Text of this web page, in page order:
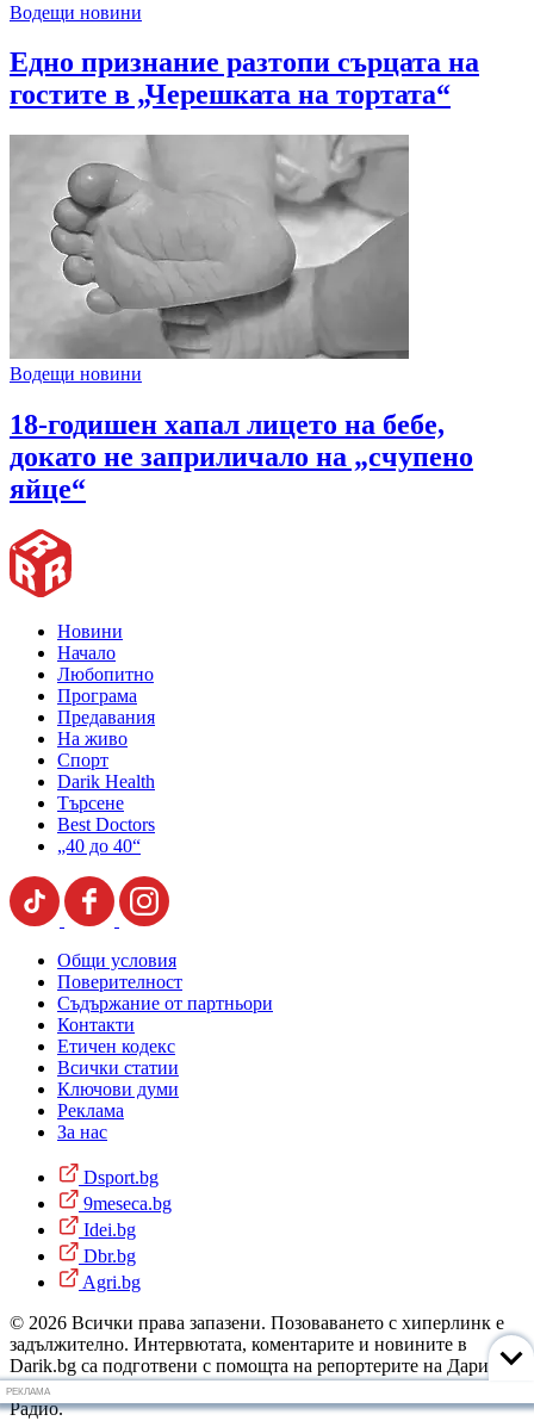
Водещи новини
Едно признание разтопи сърцата на
гостите в „Черешката на тортата“
Водещи новини
18-годишен хапал лицето на бебе,
докато не заприличало на „счупено
яйце“
Новини
Начало
Любопитно
Програма
Предавания
На живо
Спорт
Darik Health
Търсене
Best Doctors
„40 до 40“
Общи условия
Поверителност
Съдържание от партньори
Контакти
Етичен кодекс
Всички статии
Ключови думи
Реклама
За нас
Dsport.bg
9meseca.bg
Idei.bg
Dbr.bg
Agri.bg
© 2026 Всички права запазени. Позоваването с хиперлинк е
задължително. Интервютата, коментарите и новините в
Darik.bg са подготвени с помощта на репортерите на Дарик
Радио и новинарските емисии на радиото. Снимки: Дарик
Радио.
РЕКЛАМА